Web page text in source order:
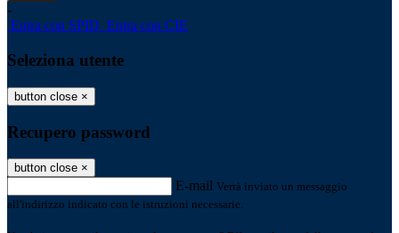
-
Entra con SPID Entra con CIE
Seleziona utente
button close ×
Recupero password
button close ×
E-mail Verrà inviato un messaggio
all'indirizzo indicato con le istruzioni necessarie.